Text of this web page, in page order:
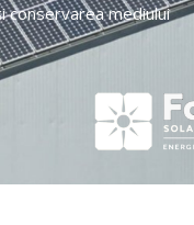
conservarea mediului